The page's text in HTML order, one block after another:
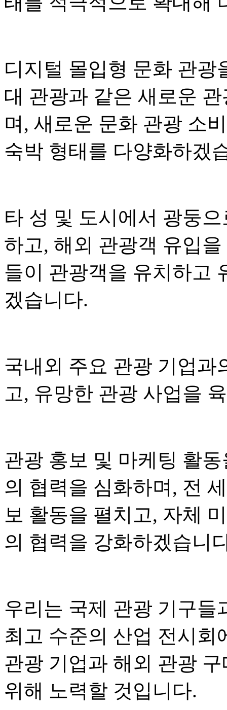
디지털 몰입형 문화 관광
대 관광과 같은 새로운
며, 새로운 문화 관광 소
숙박 형태를 다양화하겠
타 성 및 도시에서 광둥
하고, 해외 관광객 유입
들이 관광객을 유치하고
겠습니다.
국내외 주요 관광 기업과
고, 유망한 관광 사업을
관광 홍보 및 마케팅 활
의 협력을 심화하며, 전
보 활동을 펼치고, 자체
의 협력을 강화하겠습니
우리는 국제 관광 기구들
최고 수준의 산업 전시회
관광 기업과 해외 관광
위해 노력할 것입니다.